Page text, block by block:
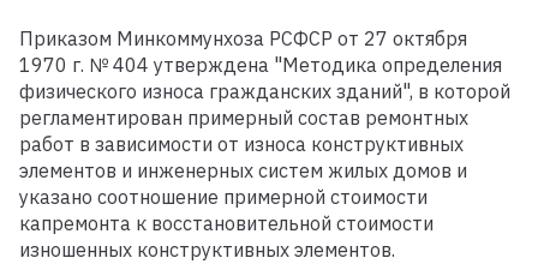
Приказом Минкоммунхоза РСФСР от 27 октября
1970 г. № 404 утверждена "Методика определения
физического износа гражданских зданий", в которой
регламентирован примерный состав ремонтных
работ в зависимости от износа конструктивных
элементов и инженерных систем жилых домов и
указано соотношение примерной стоимости
капремонта к восстановительной стоимости
изношенных конструктивных элементов.